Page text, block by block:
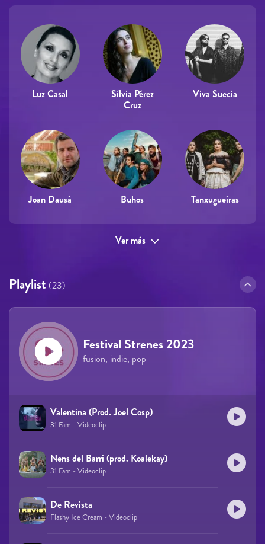
Luz Casal
Sílvia Pérez
Cruz
Viva Suecia
Joan Dausà Buhos Tanxugueiras
Ver más
Playlist (23)
Festival Strenes 2023
fusion, indie, pop
Valentina (Prod. Joel Cosp)
31 Fam - Videoclip
Nens del Barri (prod. Koalekay)
31 Fam - Videoclip
De Revista
Flashy Ice Cream - Videoclip